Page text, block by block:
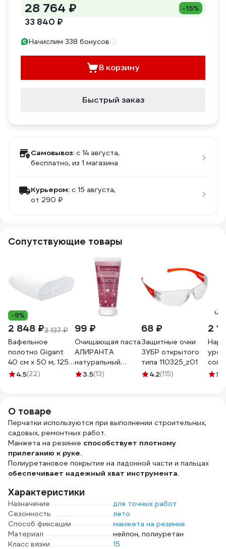
28 764 ₽ -15%
33 840 ₽
Начислим 338 бонусов
В корзину
Быстрый заказ
Самовывоз: c 14 августа,
бесплатно, из 1 магазина
Курьером: c 15 августа,
от 290 ₽
Сопутствующие товары
-9%
2 848 ₽3 137 ₽
Вафельное
полотно Gigant
40 см х 50 м, 125
г/м2 GVL-200
4.5(22)
99 ₽
Очищающая паста
АЛИРАНТА
натуральный
абразив, 200мл
3.5(13)
68 ₽
Защитные очки
ЗУБР открытого
типа 110325_z01
4.2(115)
2
5
О товаре
Перчатки используются при выполнении строительных,
садовых, ремонтных работ.
Манжета на резинке способствует плотному
прилеганию к руке.
Полиуретановое покрытие на ладонной части и пальцах
обеспечивает надежный хват инструмента.
Характеристики
Назначение
для точных работ
Сезонность
лето
Способ фиксации
манжета на резинке
Материал
нейлон, полиуретан
Класс вязки
15